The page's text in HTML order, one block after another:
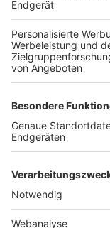
TOP-PARTNER